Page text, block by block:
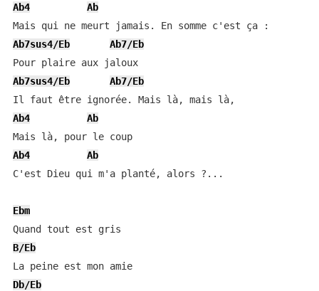
Ab4
Ab
Ab7sus4/Eb
Ab7/Eb
Pour plaire aux jaloux
Ab7sus4/Eb
Ab7/Eb
Ab4
Ab
Mais là, pour le coup
Ab4
Ab
C'est Dieu qui m'a planté, alors ?...
Ebm
B/Eb
La peine est mon amie
Db/Eb